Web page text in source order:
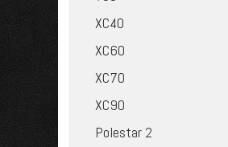
XC40
XC60
XC70
XC90
Polestar 2